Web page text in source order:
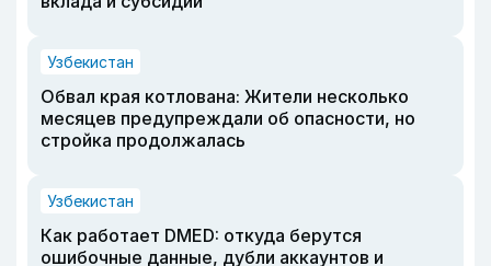
Узбекистан
Обвал края котлована: Жители несколько
месяцев предупреждали об опасности, но
стройка продолжалась
Узбекистан
Как работает DMED: откуда берутся
ошибочные данные, дубли аккаунтов и